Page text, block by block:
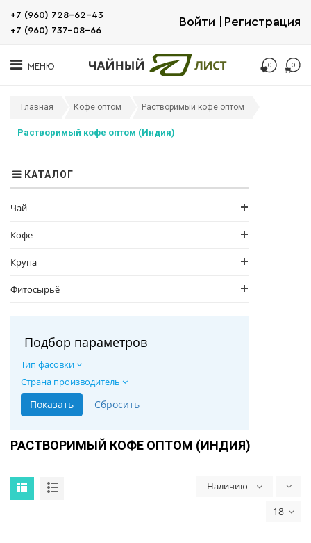
+7 (960) 728-62-43
+7 (960) 737-08-66
Войти Регистрация
МЕНЮ 0 0
Главная Кофе оптом Растворимый кофе оптом
Растворимый кофе оптом (Индия)
КАТАЛОГ
Чай
Кофе
Крупа
Фитосырьё
Подбор параметров
Тип фасовки
Страна производитель
РАСТВОРИМЫЙ КОФЕ ОПТОМ (ИНДИЯ)
Наличию
18